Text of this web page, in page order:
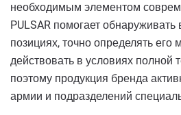
необходимым элементом
PULSAR помогает
позициях, точно определять его
действовать в условиях
поэтому продукция бренда
армии и подразделений